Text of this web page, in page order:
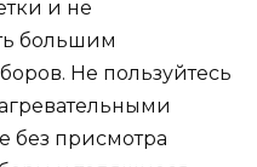
и не
большим
Не пользуйтесь
без присмотра